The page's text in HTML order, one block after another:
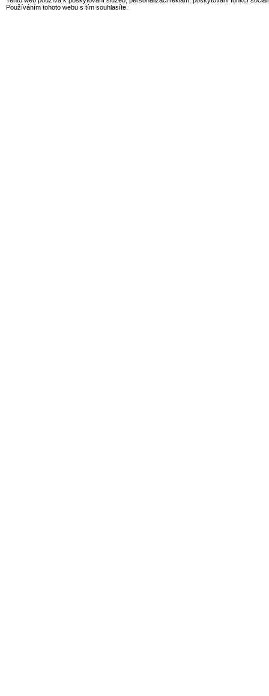
Používáním tohoto webu s tím souhlasíte.